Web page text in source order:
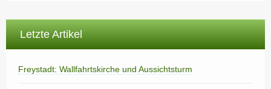
Letzte Artikel
Freystadt: Wallfahrtskirche und Aussichtsturm